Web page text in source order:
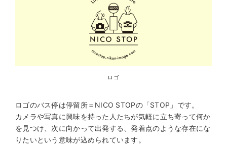
ロゴ
ロゴのバス停は停留所＝NICO STOPの「STOP」です。
カメラや写真に興味を持った人たちが気軽に立ち寄って何か
を見つけ、次に向かって出発する、発着点のような存在にな
りたいという意味が込められています。